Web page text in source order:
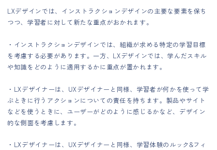
LXデザインでは、インストラクションデザインの主要な要素を保ち
つつ、学習者に対して新たな重点がおかれます。
・インストラクションデザインでは、組織が求める特定の学習目標
を考慮する必要があります。一方、LXデザインでは、学んだスキル
や知識をどのように適用するかに重点が置かれます。
・LXデザイナーは、UXデザイナーと同様、学習者が何かを使って学
ぶときに行うアクションについての責任を持ちます。製品やサイト
などを使うときに、ユーザーがどのように感じるかなど、デザイン
的な側面を考慮します。
・LXデザイナーは、UXデザイナーと同様、学習体験のルック&フィ